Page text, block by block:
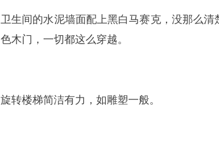
卫生间的水泥墙面配上黑白马赛克，没那么
色木门，一切都这么穿越。
旋转楼梯简洁有力，如雕塑一般。